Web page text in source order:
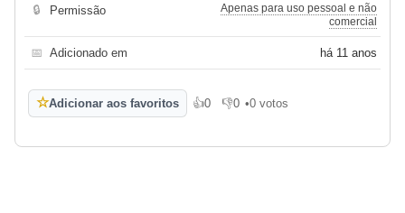
🔒 Permissão
Apenas para uso pessoal e não
comercial
📅 Adicionado em há 11 anos
☆Adicionar aos favoritos 👍0
Gosto 👎0
Não gosto
•0 votos